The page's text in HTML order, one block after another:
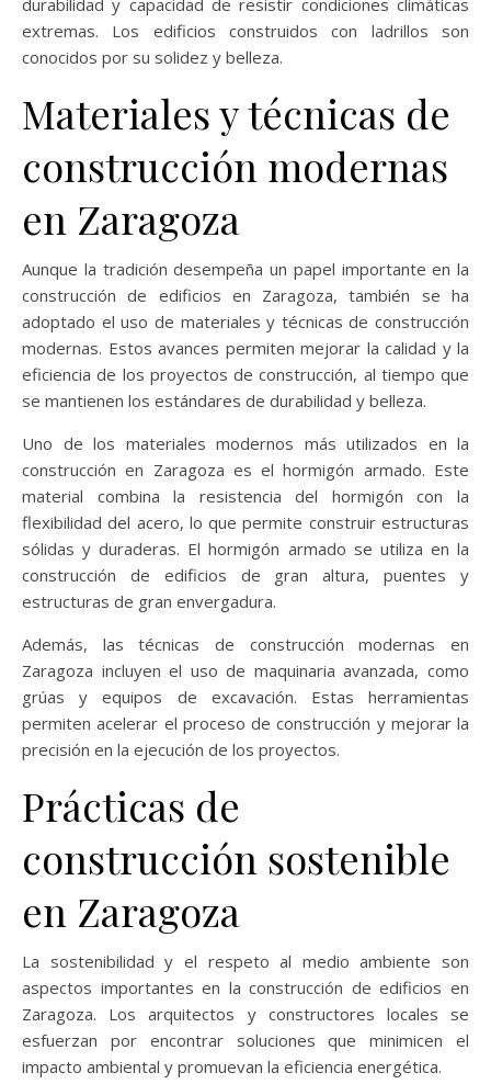
durabilidad y capacidad de resistir condiciones climáticas
extremas. Los edificios construidos con ladrillos son
conocidos por su solidez y belleza.
Materiales y técnicas de
construcción modernas
en Zaragoza
Aunque la tradición desempeña un papel importante en la
construcción de edificios en Zaragoza, también se ha
adoptado el uso de materiales y técnicas de construcción
modernas. Estos avances permiten mejorar la calidad y la
eficiencia de los proyectos de construcción, al tiempo que
se mantienen los estándares de durabilidad y belleza.
Uno de los materiales modernos más utilizados en la
construcción en Zaragoza es el hormigón armado. Este
material combina la resistencia del hormigón con la
flexibilidad del acero, lo que permite construir estructuras
sólidas y duraderas. El hormigón armado se utiliza en la
construcción de edificios de gran altura, puentes y
estructuras de gran envergadura.
Además, las técnicas de construcción modernas en
Zaragoza incluyen el uso de maquinaria avanzada, como
grúas y equipos de excavación. Estas herramientas
permiten acelerar el proceso de construcción y mejorar la
precisión en la ejecución de los proyectos.
Prácticas de
construcción sostenible
en Zaragoza
La sostenibilidad y el respeto al medio ambiente son
aspectos importantes en la construcción de edificios en
Zaragoza. Los arquitectos y constructores locales se
esfuerzan por encontrar soluciones que minimicen el
impacto ambiental y promuevan la eficiencia energética.